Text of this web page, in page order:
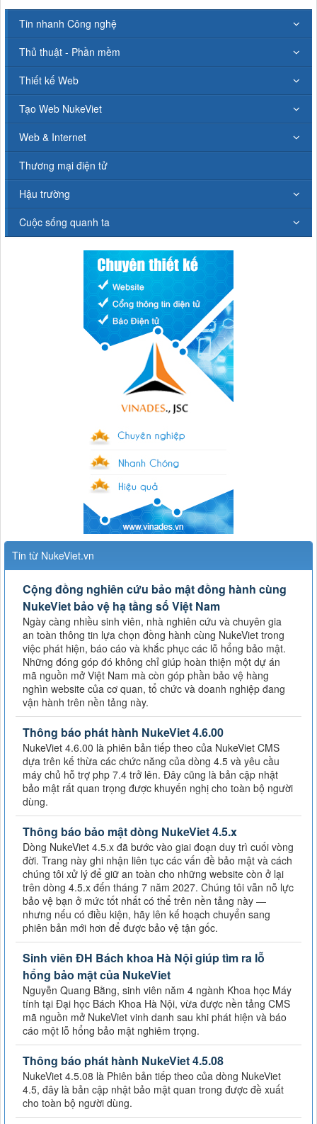
Tin nhanh Công nghệ
Thủ thuật - Phần mềm
Thiết kế Web
Tạo Web NukeViet
Web & Internet
Thương mại điện tử
Hậu trường
Cuộc sống quanh ta
Tin từ NukeViet.vn
Cộng đồng nghiên cứu bảo mật đồng hành cùng
NukeViet bảo vệ hạ tầng số Việt Nam
Ngày càng nhiều sinh viên, nhà nghiên cứu và chuyên gia
an toàn thông tin lựa chọn đồng hành cùng NukeViet trong
việc phát hiện, báo cáo và khắc phục các lỗ hổng bảo mật.
Những đóng góp đó không chỉ giúp hoàn thiện một dự án
mã nguồn mở Việt Nam mà còn góp phần bảo vệ hàng
nghìn website của cơ quan, tổ chức và doanh nghiệp đang
vận hành trên nền tảng này.
Thông báo phát hành NukeViet 4.6.00
NukeViet 4.6.00 là phiên bản tiếp theo của NukeViet CMS
dựa trên kế thừa các chức năng của dòng 4.5 và yêu cầu
máy chủ hỗ trợ php 7.4 trở lên. Đây cũng là bản cập nhật
bảo mật rất quan trọng được khuyến nghị cho toàn bộ người
dùng.
Thông báo bảo mật dòng NukeViet 4.5.x
Dòng NukeViet 4.5.x đã bước vào giai đoạn duy trì cuối vòng
đời. Trang này ghi nhận liên tục các vấn đề bảo mật và cách
chúng tôi xử lý để giữ an toàn cho những website còn ở lại
trên dòng 4.5.x đến tháng 7 năm 2027. Chúng tôi vẫn nỗ lực
bảo vệ bạn ở mức tốt nhất có thể trên nền tảng này —
nhưng nếu có điều kiện, hãy lên kế hoạch chuyển sang
phiên bản mới hơn để được bảo vệ tận gốc.
Sinh viên ĐH Bách khoa Hà Nội giúp tìm ra lỗ
hổng bảo mật của NukeViet
Nguyễn Quang Bằng, sinh viên năm 4 ngành Khoa học Máy
tính tại Đại học Bách Khoa Hà Nội, vừa được nền tảng CMS
mã nguồn mở NukeViet vinh danh sau khi phát hiện và báo
cáo một lỗ hổng bảo mật nghiêm trọng.
Thông báo phát hành NukeViet 4.5.08
NukeViet 4.5.08 là Phiên bản tiếp theo của dòng NukeViet
4.5, đây là bản cập nhật bảo mật quan trong được đề xuất
cho toàn bộ người dùng.